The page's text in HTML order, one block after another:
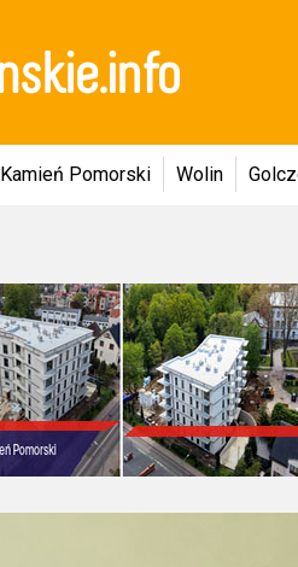
Kamień Pomorski Wolin